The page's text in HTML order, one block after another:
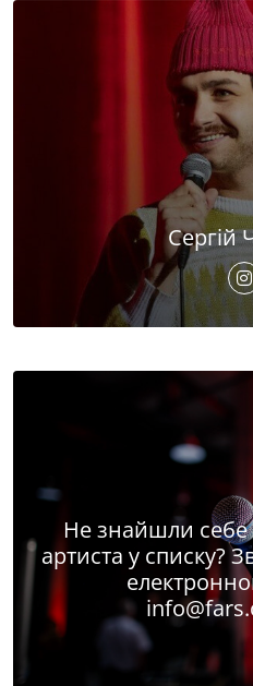
Сергій
Не знайшли
артиста у списку?